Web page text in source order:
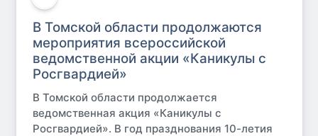
В Томской области продолжаются
мероприятия всероссийской
ведомственной акции «Каникулы с
Росгвардией»
В Томской области продолжается
ведомственная акция «Каникулы с
Росгвардией». В год празднования 10-летия